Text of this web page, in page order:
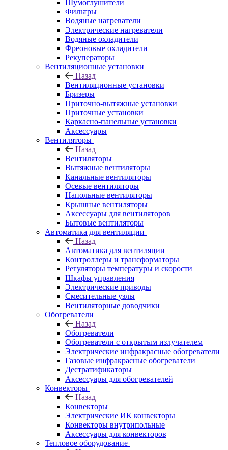
Шумоглушители
Фильтры
Водяные нагреватели
Электрические нагреватели
Водяные охладители
Фреоновые охладители
Рекуператоры
Вентиляционные установки
Назад
Вентиляционные установки
Бризеры
Приточно-вытяжные установки
Приточные установки
Каркасно-панельные установки
Аксессуары
Вентиляторы
Назад
Вентиляторы
Вытяжные вентиляторы
Канальные вентиляторы
Осевые вентиляторы
Напольные вентиляторы
Крышные вентиляторы
Аксессуары для вентиляторов
Бытовые вентиляторы
Автоматика для вентиляции
Назад
Автоматика для вентиляции
Контроллеры и трансформаторы
Регуляторы температуры и скорости
Шкафы управления
Электрические приводы
Смесительные узлы
Вентиляторные доводчики
Обогреватели
Назад
Обогреватели
Обогреватели с открытым излучателем
Электрические инфракрасные обогреватели
Газовые инфракрасные обогреватели
Дестратификаторы
Аксессуары для обогревателей
Конвекторы
Назад
Конвекторы
Электрические ИК конвекторы
Конвекторы внутрипольные
Аксессуары для конвекторов
Тепловое оборудование